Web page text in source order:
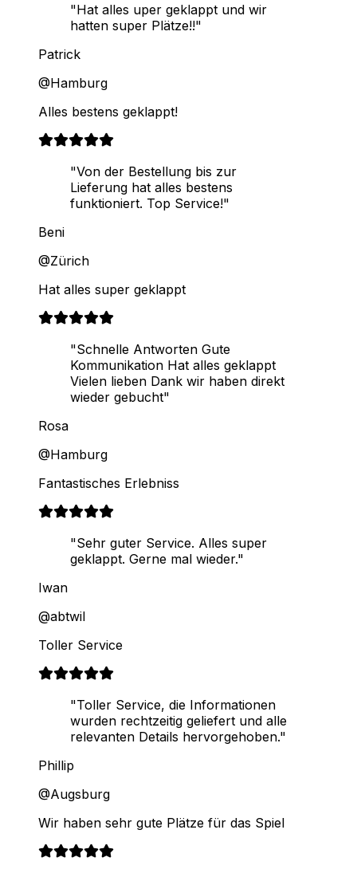
"Hat alles uper geklappt und wir
hatten super Plätze!!"
Patrick
@Hamburg
Alles bestens geklappt!
"Von der Bestellung bis zur
Lieferung hat alles bestens
funktioniert. Top Service!"
Beni
@Zürich
Hat alles super geklappt
"Schnelle Antworten Gute
Kommunikation Hat alles geklappt
Vielen lieben Dank wir haben direkt
wieder gebucht"
Rosa
@Hamburg
Fantastisches Erlebniss
"Sehr guter Service. Alles super
geklappt. Gerne mal wieder."
Iwan
@abtwil
Toller Service
"Toller Service, die Informationen
wurden rechtzeitig geliefert und alle
relevanten Details hervorgehoben."
Phillip
@Augsburg
Wir haben sehr gute Plätze für das Spiel